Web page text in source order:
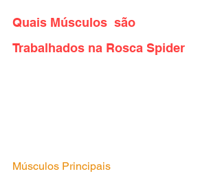
Quais Músculos  são
Trabalhados na Rosca Spider
Músculos Principais